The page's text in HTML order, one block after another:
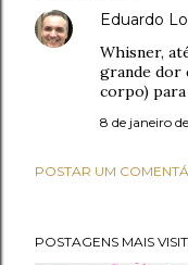
Eduardo
Whisner,
grande dor
corpo)
8 de janeiro
POSTAR UM
POSTAGENS MAIS